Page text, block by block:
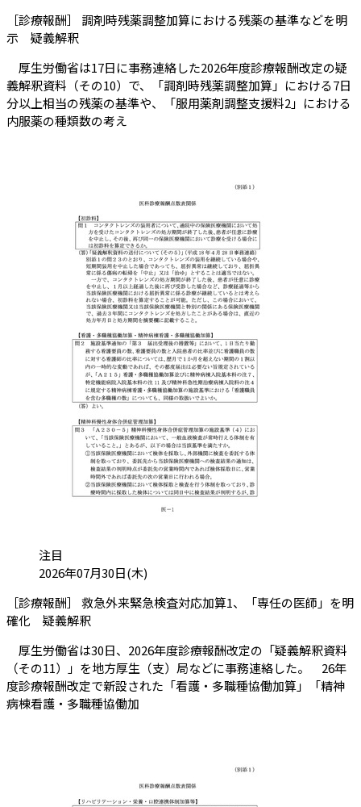
［診療報酬］ 調剤時残薬調整加算における残薬の基準などを明
示 疑義解釈
厚生労働省は17日に事務連絡した2026年度診療報酬改定の疑
義解釈資料（その10）で、「調剤時残薬調整加算」における7日
分以上相当の残薬の基準や、「服用薬剤調整支援料2」における
内服薬の種類数の考え
カテゴリ:
注目
投稿日:2026年07月30日(木)
［診療報酬］ 救急外来緊急検査対応加算1、「専任の医師」を明
確化 疑義解釈
厚生労働省は30日、2026年度診療報酬改定の「疑義解釈資料
（その11）」を地方厚生（支）局などに事務連絡した。 26年
度診療報酬改定で新設された「看護・多職種協働加算」「精神
病棟看護・多職種協働加